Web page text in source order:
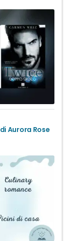
Aurora Rose